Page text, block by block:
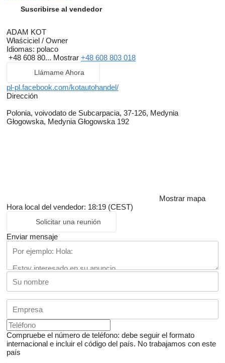
Suscribirse al vendedor
ADAM KOT
Właściciel / Owner
Idiomas: polaco
+48 608 80... Mostrar +48 608 803 018
Llámame Ahora
pl-pl.facebook.com/kotautohandel/
Dirección
Polonia, voivodato de Subcarpacia, 37-126, Medynia
Głogowska, Medynia Głogowska 192
Mostrar mapa
Hora local del vendedor: 18:19 (CEST)
Solicitar una reunión
Enviar mensaje
Compruebe el número de teléfono: debe seguir el formato
internacional e incluir el código del país. No trabajamos con este
país